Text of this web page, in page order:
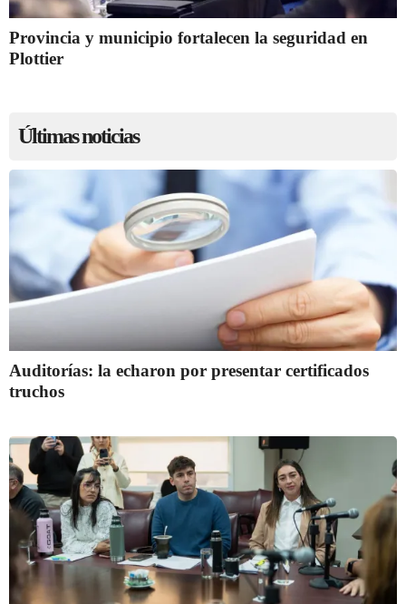
Provincia y municipio fortalecen la seguridad en
Plottier
Últimas noticias
Auditorías: la echaron por presentar certificados
truchos